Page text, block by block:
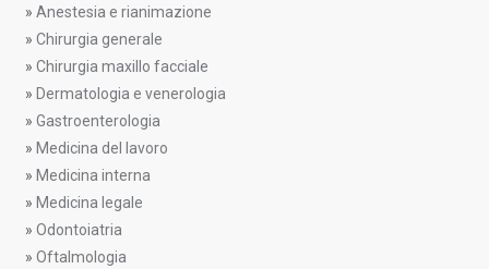
» Anestesia e rianimazione
» Chirurgia generale
» Chirurgia maxillo facciale
» Dermatologia e venerologia
» Gastroenterologia
» Medicina del lavoro
» Medicina interna
» Medicina legale
» Odontoiatria
» Oftalmologia